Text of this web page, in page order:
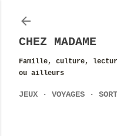
CHEZ MADAME
Famille, culture,
ou ailleurs
JEUX VOYAGES